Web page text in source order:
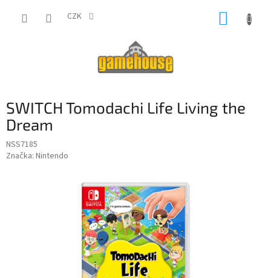
CZK
SWITCH Tomodachi Life Living the
Dream
NSS7185
Značka: Nintendo